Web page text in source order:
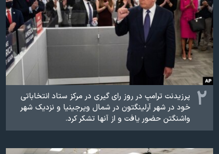
نرگس محمدی برنده جایزه نوبل صلح
همایش محافظه‌کاران آمریکا «سی‌پک»
صفحه‌های ویژه
سفر پرزیدنت ترامپ به چین
۲
پرزیدنت ترامپ در روز رای گیری در مرکز ستاد انتخاباتی
خود در شهر آرلینگتون در شمال ویرجینیا و نزدیک شهر
واشنگتن حضور یافت و از آنها تشکر کرد.